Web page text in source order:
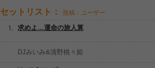
セットリスト： 投稿：ユーザー
求めよ…運命の旅人算
DJみいみ&清野桃々姫